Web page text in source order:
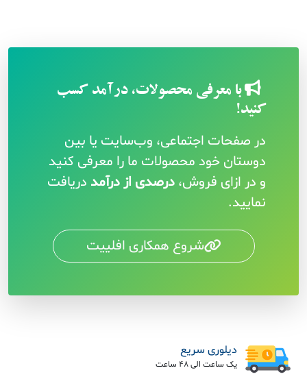
با معرفی محصولات، درآمد کسب
کنید!
در صفحات اجتماعی، وب‌سایت یا بین
دوستان خود محصولات ما را معرفی کنید
و در ازای فروش، درصدی از درآمد دریافت
نمایید.
شروع همکاری افلییت
دیلوری سریع
یک ساعت الی 48 ساعت